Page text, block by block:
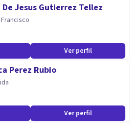
humanistico y con un alto nivel
acompañamiento y atención
De Jesus Gutierrez Tellez
Ver perfil
Perez Rubio
Ver perfil